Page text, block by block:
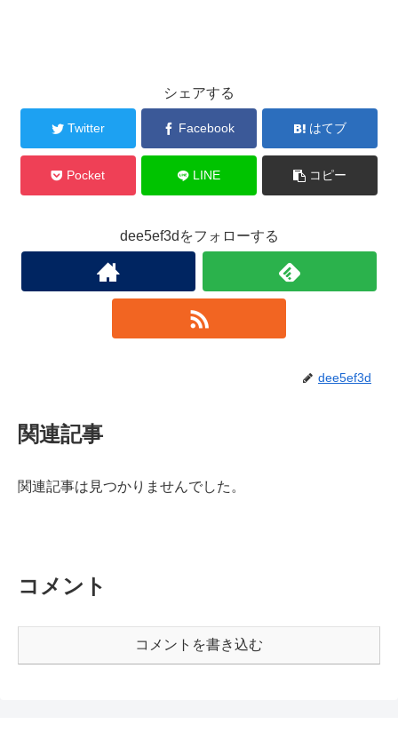
シェアする
Twitter Facebook はてブ
Pocket LINE コピー
dee5ef3dをフォローする
dee5ef3d
関連記事
関連記事は見つかりませんでした。
コメント
コメントを書き込む